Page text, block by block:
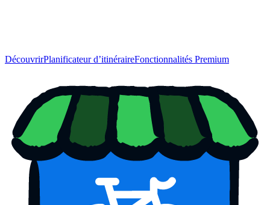
DécouvrirPlanificateur d’itinéraireFonctionnalités Premium